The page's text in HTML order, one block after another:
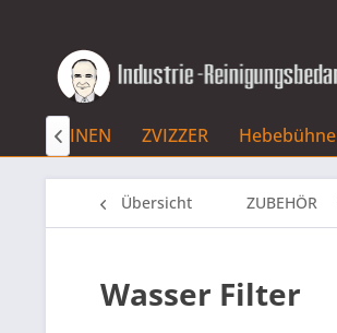
MASCHINEN ZVIZZER

Übersicht ZUBEHÖR
Wasser Filter